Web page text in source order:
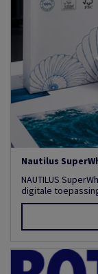
Nautilus
NAUTILUS
digitale